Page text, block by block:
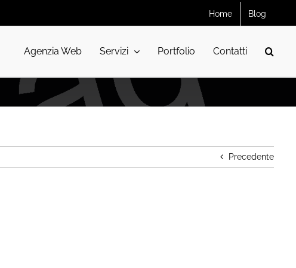
Home Blog
Agenzia Web Servizi Portfolio Contatti
Precedente